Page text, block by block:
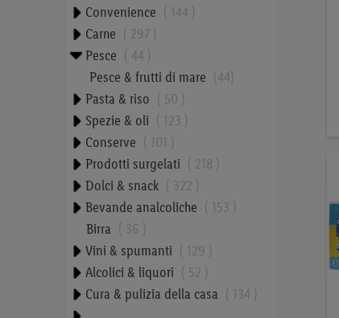
Convenience
144
Carne
297
Pesce
44
Pesce & frutti di mare
44
Pasta & riso
50
Spezie & oli
123
Conserve
101
Prodotti surgelati
218
Dolci & snack
322
Bevande analcoliche
153
Birra
36
Vini & spumanti
129
Alcolici & liquori
52
Cura & pulizia della casa
134